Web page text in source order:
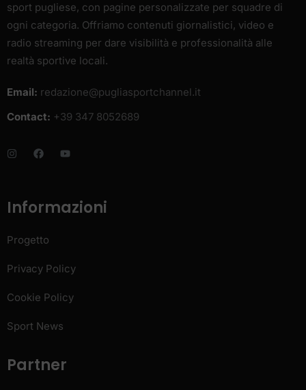
sport pugliese, con pagine personalizzate per squadre di
ogni categoria. Offriamo contenuti giornalistici, video e
radio streaming per dare visibilità e professionalità alle
realtà sportive locali.
Email: redazione@pugliasportchannel.it
Contact: +39 347 8052689
Informazioni
Progetto
Privacy Policy
Cookie Policy
Sport News
Partner